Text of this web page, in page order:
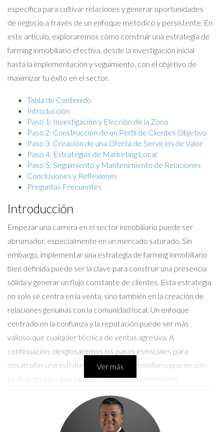
específica para cultivar relaciones y generar oportunidades
de negocio a través de un enfoque metódico y persistente. En
este artículo, exploraremos cómo construir una estrategia de
farming inmobiliario efectiva, desde la investigación inicial
hasta la implementación y seguimiento, con el objetivo de
maximizar tu éxito en el sector.
Tabla de Contenido
Introducción
Paso 1: Investigación y Elección de la Zona
Paso 2: Construcción de un Perfil de Clientes Objetivo
Paso 3: Creación de una Oferta de Servicios de Valor
Paso 4: Estrategias de Marketing Local
Paso 5: Seguimiento y Mantenimiento de Relaciones
Conclusiones y Reflexiones
Preguntas Frecuentes
Introducción
Empezar una carrera en el sector inmobiliario puede ser
abrumador, especialmente en un mercado saturado. Sin
embargo, implementar una estrategia de farming inmobiliario
bien definida puede ser la clave para construir una presencia
sólida y generar un flujo constante de clientes. Esta estrategia
no solo se centra en la venta, sino también en la creación de
relaciones genuinas con la comunidad local. Un enfoque
centrado en la confianza y la reputación puede ser más
valioso que cualquier técnica de ventas agresiva. A
continuación, desglosaremos los pasos esenciales para
desarrollar una estrategia de farming inmobiliario que no solo
te distinga, sino que también establezca conexiones
Paso 1: Investigación y Elección de la
Ver más